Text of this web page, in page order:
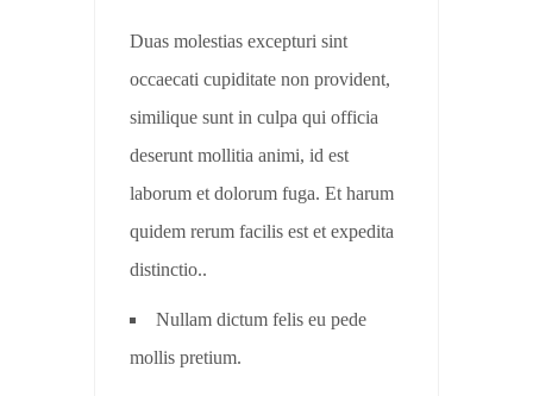
Duas molestias excepturi sint
occaecati cupiditate non provident,
similique sunt in culpa qui officia
deserunt mollitia animi, id est
laborum et dolorum fuga. Et harum
quidem rerum facilis est et expedita
distinctio..
Nullam dictum felis eu pede
mollis pretium.